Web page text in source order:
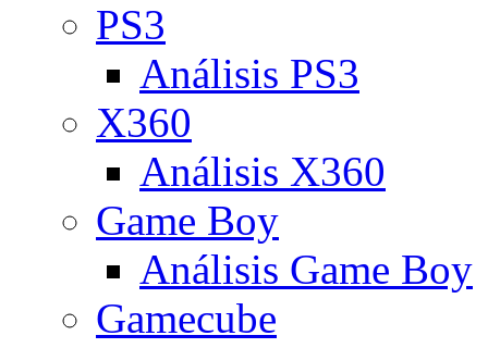
PS3
Análisis PS3
X360
Análisis X360
Game Boy
Análisis Game Boy
Gamecube